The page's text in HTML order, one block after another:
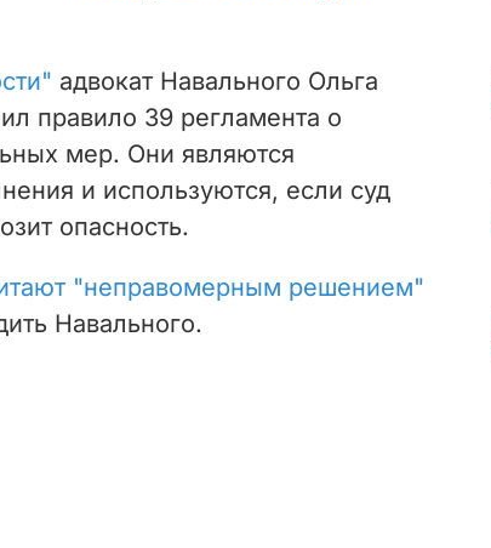
адвокат Навального Ольга
правило 39 регламента о
мер. Они являются
и используются, если суд
опасность.
"неправомерным решением"
Навального.